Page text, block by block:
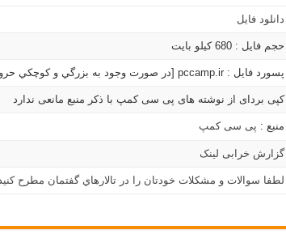
دانلود فایل
حجم فایل : 680 کیلو بايت
پسورد فایل : pccamp.ir [در صورت وجود به بزرگي و كوچكي حروف دقت شود]
کپی بردای از نوشته های پی سی کمپ با ذکر منبع مانعی ندارد
منبع : پی سی کمپ
گزارش خرابی لینک
لطفا سوالات و مشکلات خودتان را در تالارهاي گفتمان مطرح کنید